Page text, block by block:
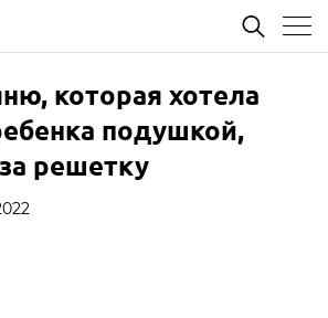
которая хотела
подушкой,
решетку